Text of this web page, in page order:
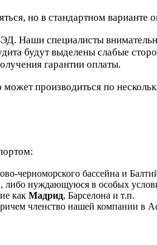
но в стандартном варианте
Наши специалисты
будут выделены слабые
гарантии оплаты.
производиться по
черноморского бассейна и
нуждающуюся в особых
как Мадрид, Барселона и т.п.
членство нашей компании